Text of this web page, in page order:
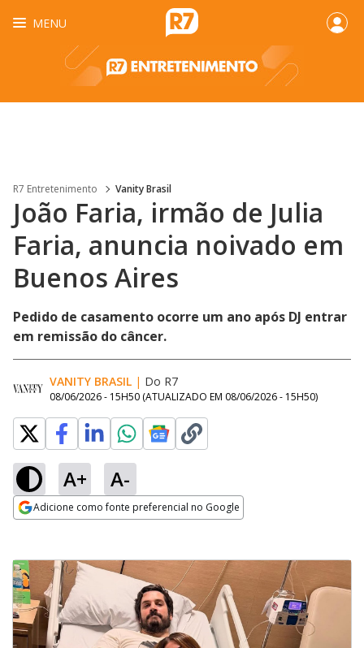
MENU
R7 Entretenimento Vanity Brasil
João Faria, irmão de Julia
Faria, anuncia noivado em
Buenos Aires
Pedido de casamento ocorre um ano após DJ entrar
em remissão do câncer.
VANITY BRASIL | Do R7
08/06/2026 - 15H50 (ATUALIZADO EM 08/06/2026 - 15H50)
A+ A-
Adicione como fonte preferencial no Google